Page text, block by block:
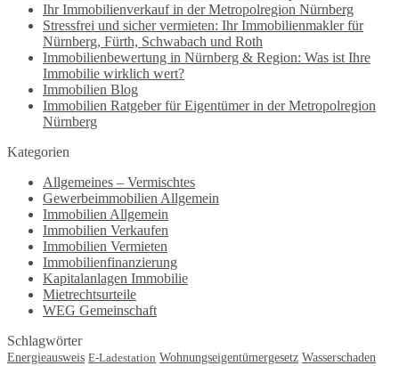
Ihr Immobilienverkauf in der Metropolregion Nürnberg
Stressfrei und sicher vermieten: Ihr Immobilienmakler für
Nürnberg, Fürth, Schwabach und Roth
Immobilienbewertung in Nürnberg & Region: Was ist Ihre
Immobilie wirklich wert?
Immobilien Blog
Immobilien Ratgeber für Eigentümer in der Metropolregion
Nürnberg
Kategorien
Allgemeines – Vermischtes
Gewerbeimmobilien Allgemein
Immobilien Allgemein
Immobilien Verkaufen
Immobilien Vermieten
Immobilienfinanzierung
Kapitalanlagen Immobilie
Mietrechtsurteile
WEG Gemeinschaft
Schlagwörter
Energieausweis E-Ladestation Wohnungseigentümergesetz Wasserschaden